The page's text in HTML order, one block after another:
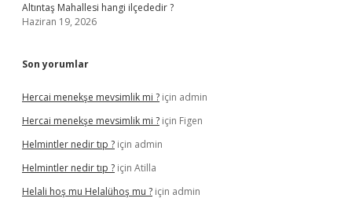
Altıntaş Mahallesi hangi ilçededir ?
Haziran 19, 2026
Son yorumlar
Hercai menekşe mevsimlik mi ? için admin
Hercai menekşe mevsimlik mi ? için Figen
Helmintler nedir tıp ? için admin
Helmintler nedir tıp ? için Atilla
Helali hoş mu Helalühoş mu ? için admin